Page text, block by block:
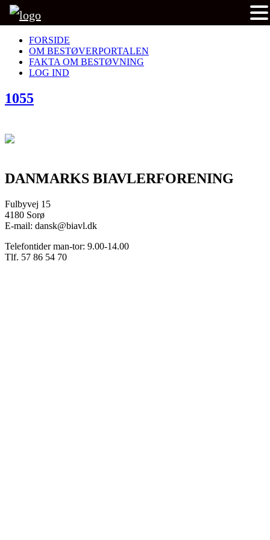
FORSIDE
OM BESTØVERPORTALEN
FAKTA OM BESTØVNING
LOG IND
1055
DANMARKS BIAVLERFORENING
Fulbyvej 15
4180 Sorø
E-mail: dansk@biavl.dk
Telefontider man-tor: 9.00-14.00
Tlf. 57 86 54 70